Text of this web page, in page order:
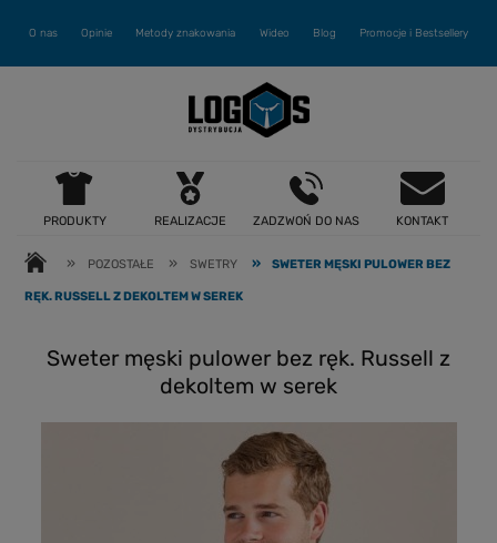
O nas Opinie Metody znakowania Wideo Blog Promocje i Bestsellery
PRODUKTY REALIZACJE ZADZWOŃ DO NAS KONTAKT
» POZOSTAŁE » SWETRY » SWETER MĘSKI PULOWER BEZ
RĘK. RUSSELL Z DEKOLTEM W SEREK
Sweter męski pulower bez ręk. Russell z
dekoltem w serek